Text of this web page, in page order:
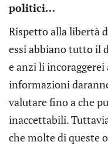
politici…
Rispetto alla libertà
essi abbiano tutto il
e anzi li incoraggerei
informazioni
valutare fino a che
inaccettabili.
che molte di queste